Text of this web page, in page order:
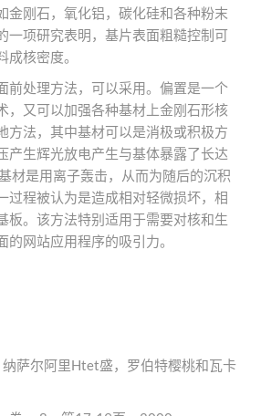
金刚石，氧化铝，碳化硅和各种粉末
一项研究表明，基片表面粗糙控制可
成核密度。
前处理方法，可以采用。偏置是一个
，又可以加强各种基材上金刚石形核
方法，其中基材可以是消极或积极方
产生辉光放电产生与基体暴露了长达
材是用离子轰击，从而为随后的沉积
过程被认为是造成相对轻微损坏，相
板。该方法特别适用于需要对核和生
的网站应用程序的吸引力。
萨尔阿里Htet盛，罗伯特樱桃和瓦卡